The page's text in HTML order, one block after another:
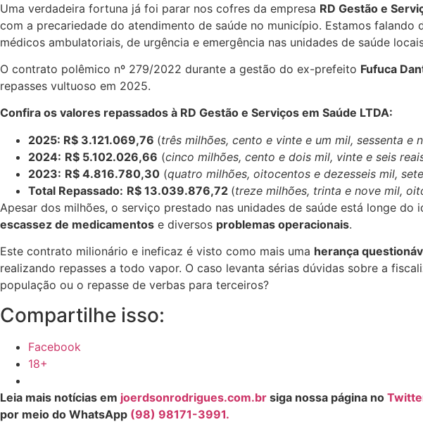
Uma verdadeira fortuna já foi parar nos cofres da empresa RD Gestão e
com a precariedade do atendimento de saúde no município. Estamos falando
médicos ambulatoriais, de urgência e emergência nas unidades de saúde
O contrato polêmico nº 279/2022 durante a gestão do ex-prefeito Fufuca
repasses vultuoso em 2025.
Confira os valores repassados à RD Gestão e Serviços em Saúde LTDA:
2025: R$ 3.121.069,76 (três milhões, cento e vinte e um mil, sessenta e
2024: R$ 5.102.026,66 (cinco milhões, cento e dois mil, vinte e seis
2023: R$ 4.816.780,30 (quatro milhões, oitocentos e dezesseis mil,
Total Repassado: R$ 13.039.876,72 (treze milhões, trinta e nove mil,
Apesar dos milhões, o serviço prestado nas unidades de saúde está longe
escassez de medicamentos e diversos problemas operacionais.
Este contrato milionário e ineficaz é visto como mais uma herança
realizando repasses a todo vapor. O caso levanta sérias dúvidas sobre a
população ou o repasse de verbas para terceiros?
Compartilhe isso:
Facebook
18+
Leia mais notícias em joerdsonrodrigues.com.br siga nossa página no
por meio do WhatsApp (98) 98171-3991.